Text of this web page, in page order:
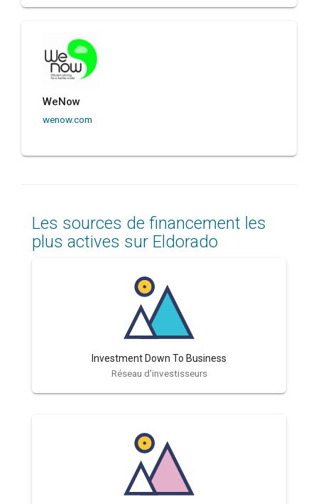
WeNow
wenow.com
Les sources de financement les
plus actives sur Eldorado
Investment Down To Business
Réseau d'investisseurs